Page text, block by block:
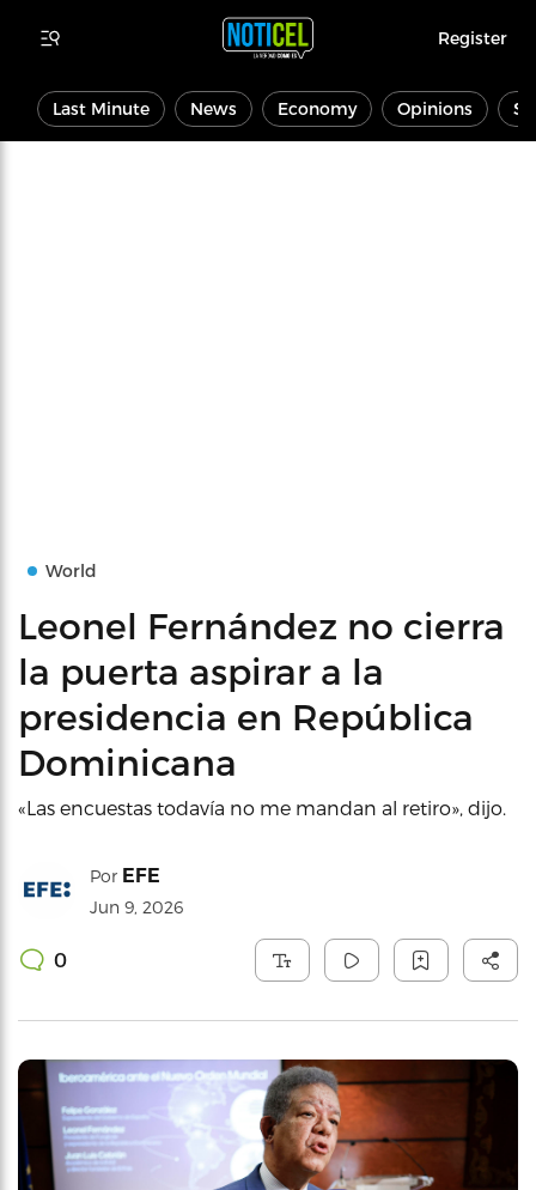
Register
Last Minute News Economy Opinions
World
Leonel Fernández no cierra
la puerta aspirar a la
presidencia en República
Dominicana
«Las encuestas todavía no me mandan al retiro», dijo.
Por EFE
Jun 9, 2026
0